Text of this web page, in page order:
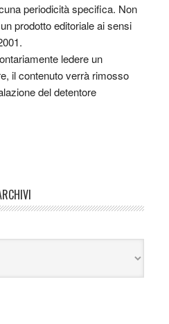
periodicità specifica. Non
prodotto editoriale ai sensi
ledere un
il contenuto verrà rimosso
del detentore